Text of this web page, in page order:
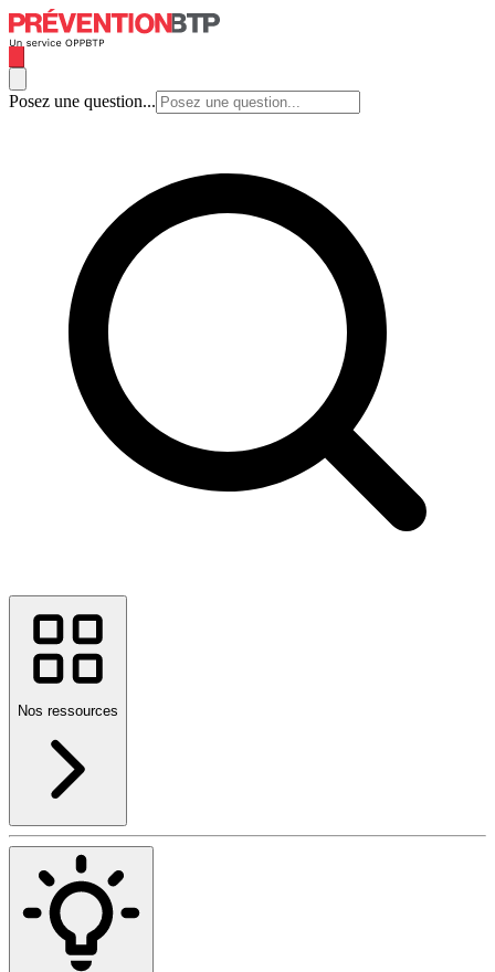
Posez une question...
Nos ressources